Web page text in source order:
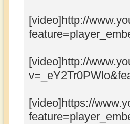
[video]http://
[video]http://
[video]https://